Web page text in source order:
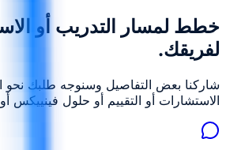
خطط لمسار التدريب أو
لفريقك.
شاركنا بعض التفاصيل وسنوجه طلبك نحو
الاستشارات أو التقييم أو حلول